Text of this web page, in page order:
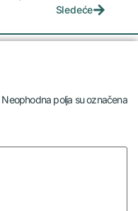
Sledeće
Neophodna polja su označena